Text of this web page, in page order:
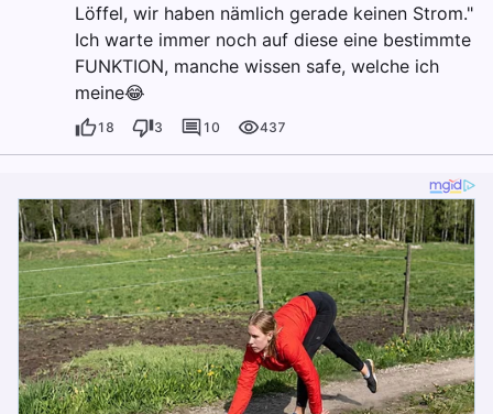
Löffel, wir haben nämlich gerade keinen Strom."
Ich warte immer noch auf diese eine bestimmte
FUNKTION, manche wissen safe, welche ich
meine😂
18 3 10 437